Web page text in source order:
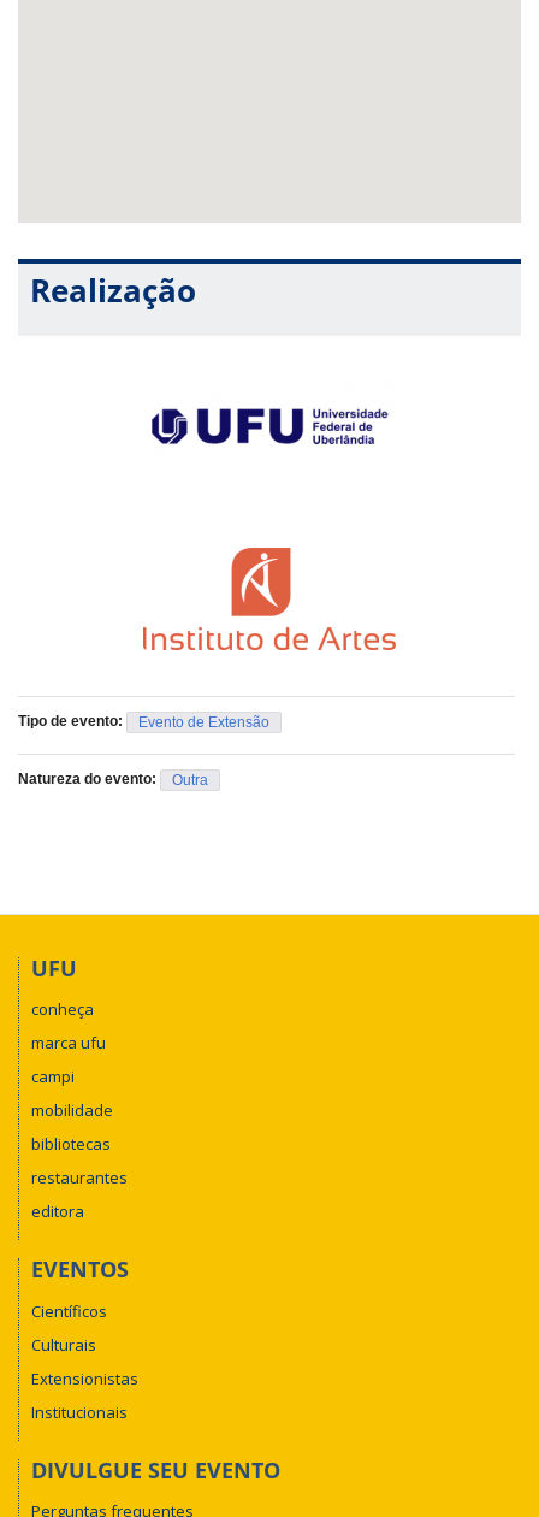
Realização
Tipo de evento: Evento de Extensão
Natureza do evento: Outra
UFU
conheça
marca ufu
campi
mobilidade
bibliotecas
restaurantes
editora
EVENTOS
Científicos
Culturais
Extensionistas
Institucionais
DIVULGUE SEU EVENTO
Perguntas frequentes